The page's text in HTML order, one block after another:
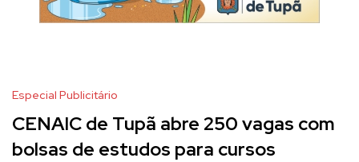
Especial Publicitário
CENAIC de Tupã abre 250 vagas com
bolsas de estudos para cursos